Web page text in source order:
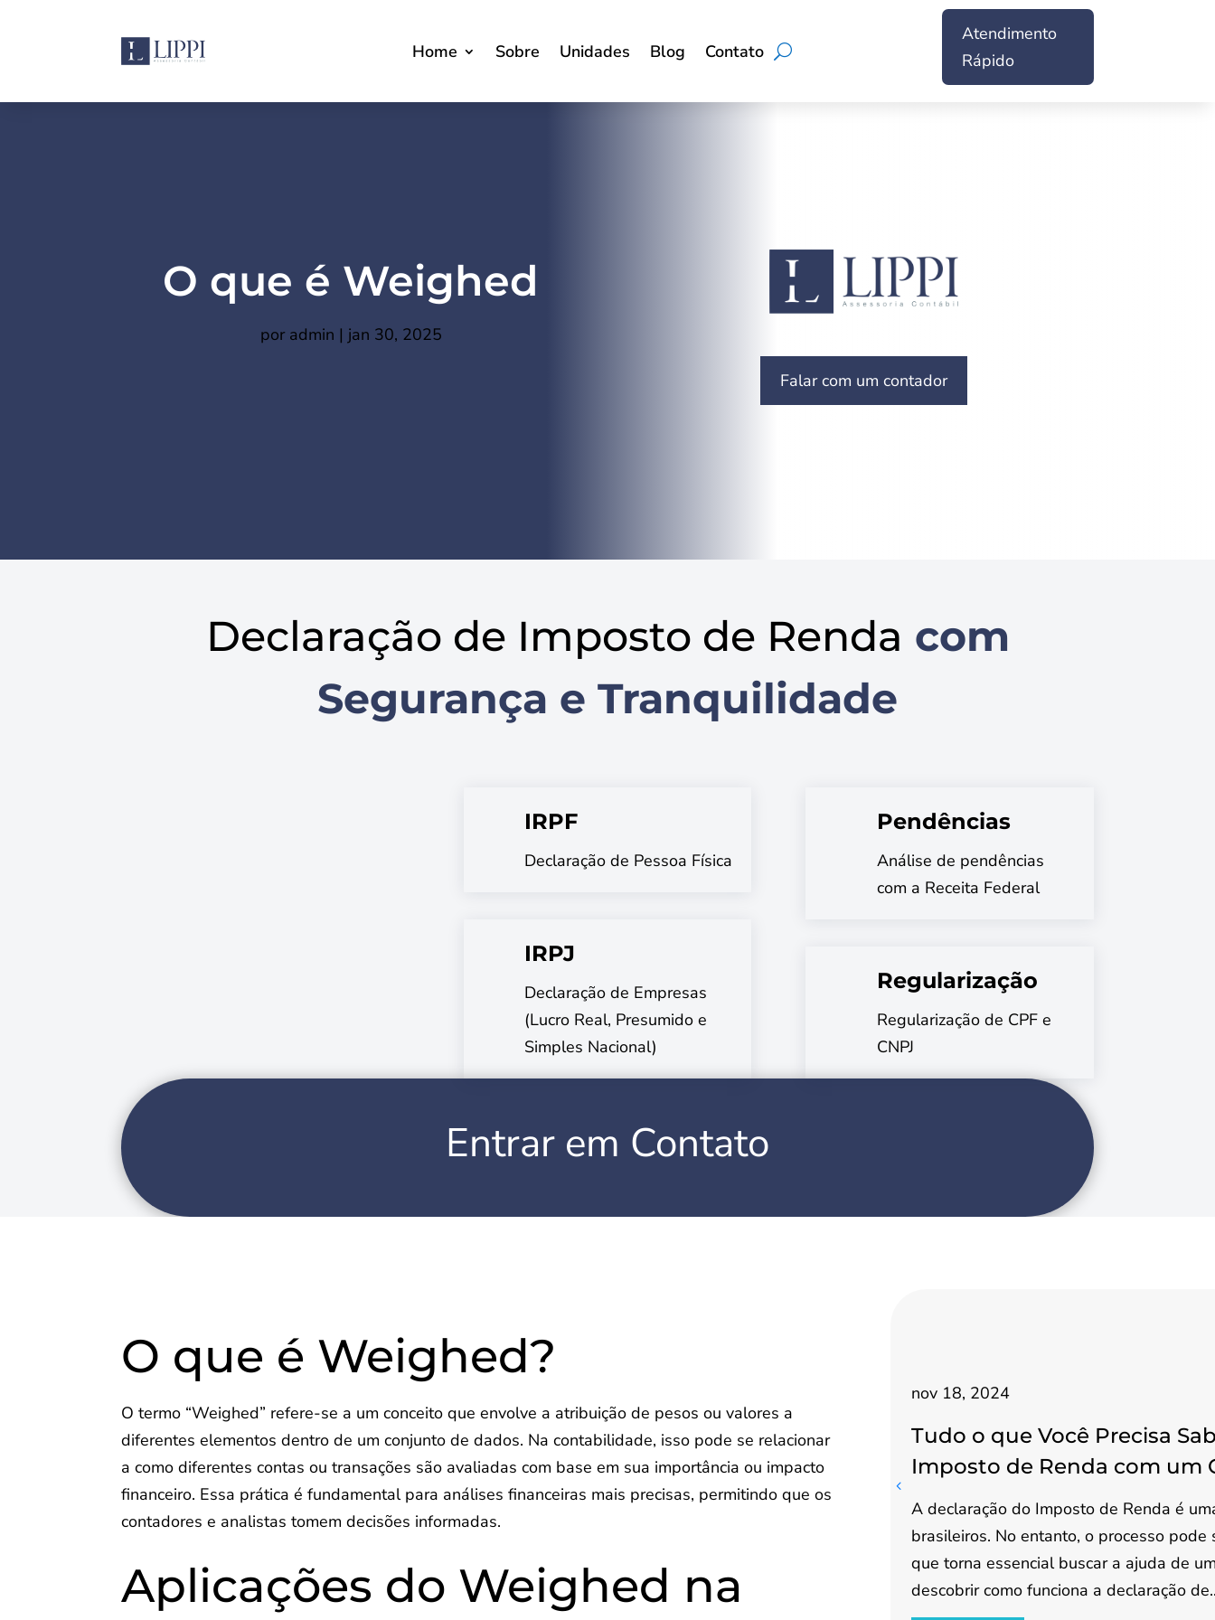
Home Sobre Unidades Blog Contato
Atendimento
Rápido
O que é Weighed
por admin | jan 30, 2025
Falar com um contador
Declaração de Imposto de Renda com
Segurança e Tranquilidade
IRPF
Declaração de Pessoa Física
IRPJ
Declaração de Empresas
(Lucro Real, Presumido e
Simples Nacional)
Pendências
Análise de pendências
com a Receita Federal
Regularização
Regularização de CPF e
CNPJ
Entrar em Contato
O que é Weighed?
O termo “Weighed” refere-se a um conceito que envolve a atribuição de pesos ou valores a
diferentes elementos dentro de um conjunto de dados. Na contabilidade, isso pode se relacionar
a como diferentes contas ou transações são avaliadas com base em sua importância ou impacto
financeiro. Essa prática é fundamental para análises financeiras mais precisas, permitindo que os
contadores e analistas tomem decisões informadas.
Aplicações do Weighed na
nov 18, 2024
Tudo o que Você Precisa
Imposto de Renda com um
A declaração do Imposto de Renda é
brasileiros. No entanto, o processo
que torna essencial buscar a ajuda de
descobrir como funciona a declaração